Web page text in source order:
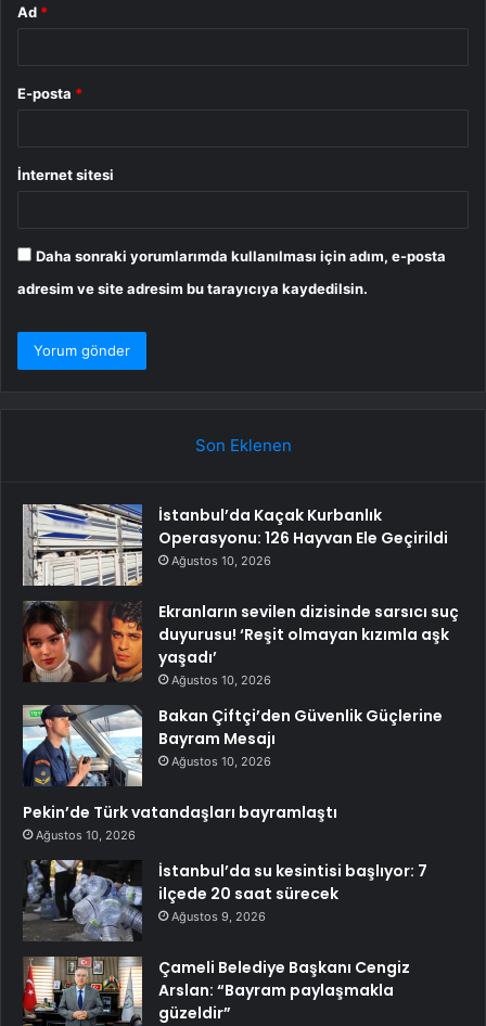
Ad *
E-posta *
İnternet sitesi
Daha sonraki yorumlarımda kullanılması için adım, e-posta
adresim ve site adresim bu tarayıcıya kaydedilsin.
Son Eklenen
İstanbul’da Kaçak Kurbanlık
Operasyonu: 126 Hayvan Ele Geçirildi
Ağustos 10, 2026
Ekranların sevilen dizisinde sarsıcı suç
duyurusu! ‘Reşit olmayan kızımla aşk
yaşadı’
Ağustos 10, 2026
Bakan Çiftçi’den Güvenlik Güçlerine
Bayram Mesajı
Ağustos 10, 2026
Pekin’de Türk vatandaşları bayramlaştı
Ağustos 10, 2026
İstanbul’da su kesintisi başlıyor: 7
ilçede 20 saat sürecek
Ağustos 9, 2026
Çameli Belediye Başkanı Cengiz
Arslan: “Bayram paylaşmakla
güzeldir”